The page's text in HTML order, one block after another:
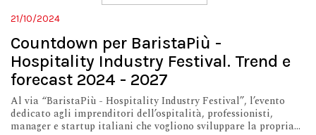
21/10/2024
Countdown per BaristaPiù -
Hospitality Industry Festival. Trend e
forecast 2024 - 2027
Al via “BaristaPiù - Hospitality Industry Festival”, l’evento
dedicato agli imprenditori dell’ospitalità, professionisti,
manager e startup italiani che vogliono sviluppare la propria...